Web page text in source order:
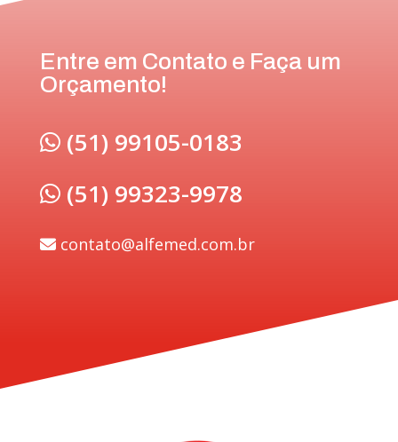
Entre em Contato e Faça um
Orçamento!
(51) 99105-0183
(51) 99323-9978
contato@alfemed.com.br